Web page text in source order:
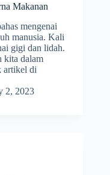
Makanan
mengenai
manusia. Kali
gigi dan lidah.
kita dalam
artikel di
2, 2023